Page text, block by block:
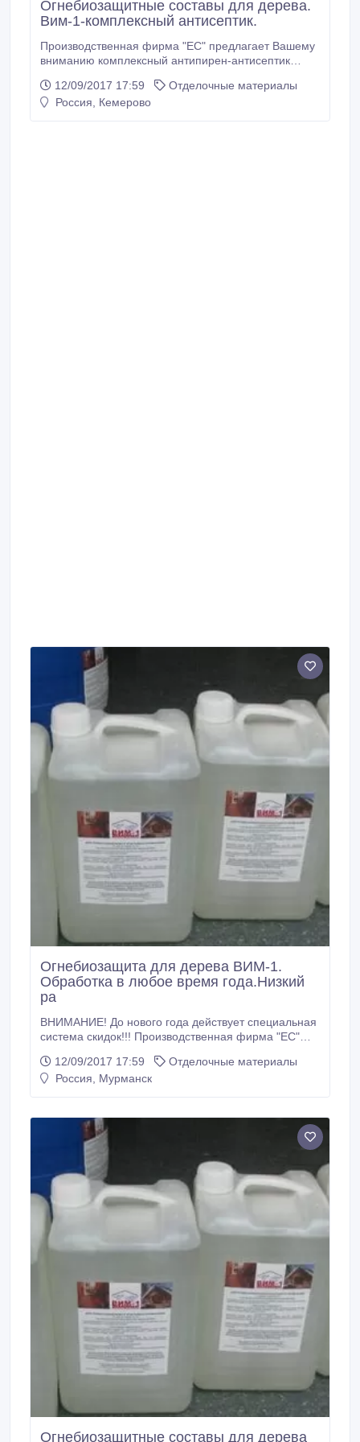
Огнебиозащитные составы для дерева.
Вим-1-комплексный антисептик.
Производственная фирма "ЕС" предлагает Вашему
вниманию комплексный антипирен-антисептик
составы прекрасно подходят как для
профессионального, так и бытового использования.
12/09/2017 17:59
Отделочные материалы
Россия, Кемерово
Огнебиозащита для дерева ВИМ-1.
Обработка в любое время года.Низкий
ра
ВНИМАНИЕ! До нового года действует специальная
система скидок!!! Производственная фирма "ЕС"
антипирен-антисептик ВИМ-1. ВИМ-1 - составы
нового поколения ! Данные составы прекрасно
12/09/2017 17:59
Отделочные материалы
Россия, Мурманск
Огнебиозащитные составы для дерева